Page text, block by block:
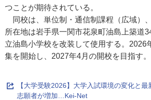
つことが期待されている。
同校は、単位制・通信制課程（広域）
所在地は岩手県一関市花泉町油島上築道
立油島小学校を改装して使用する。2026
集を開始し、2027年4月の開校を目指す。
【大学受験2026】大学入試環境の変化と
志願者が増加…Kei-Net